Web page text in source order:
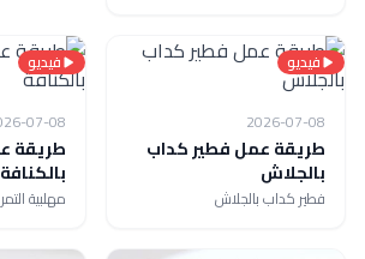
فيديو
2026-07-08
طريقة عمل فطير كداب
بالجلاش
فطير كداب بالجلاش
فيديو
07-08
طريقة
بالكنافة
مهلبية